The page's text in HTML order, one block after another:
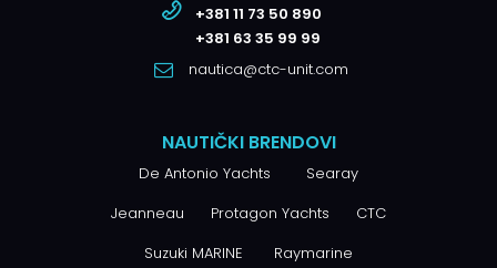
+381 11 73 50 890
+381 63 35 99 99
nautica@ctc-unit.com
NAUTIČKI BRENDOVI
De Antonio Yachts
Searay
Jeanneau Protagon Yachts
CTC
Suzuki MARINE Raymarine